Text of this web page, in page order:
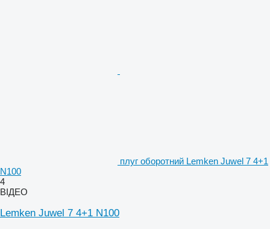
плуг оборотний Lemken Juwel 7 4+1
N100
4
ВІДЕО
Lemken Juwel 7 4+1 N100